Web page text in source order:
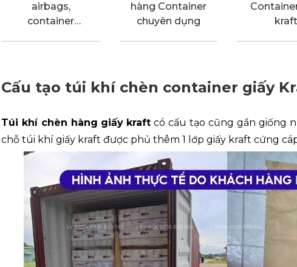
airbags,
container
hàng Container
chuyên dụng
kraft
Cấu tạo túi khí chèn container giấy
Túi khí chèn hàng giấy kraft có cấu tạo cũng gần giống
chỗ túi khí giấy kraft được phủ thêm 1 lớp giấy kraft cứng